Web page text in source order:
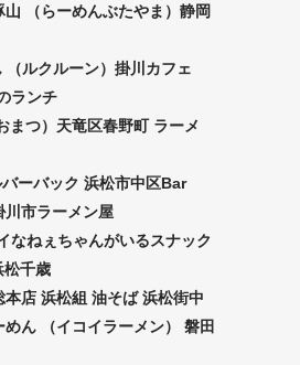
山 （らーめんぶたやま）静岡
（ルクルーン）掛川カフェ
ランチ
まつ）天竜区春野町 ラーメ
ーバック 浜松市中区Bar
市ラーメン屋
なねぇちゃんがいるスナック
松千歳
本店 浜松組 油そば 浜松街中
めん （イコイラーメン） 磐田